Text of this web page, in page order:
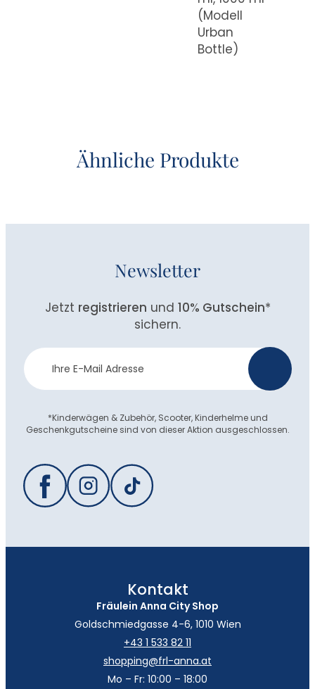
(Modell
Urban
Bottle)
Ähnliche Produkte
Newsletter
Jetzt registrieren und 10% Gutschein*
sichern.
Newsletter
Anmeldung
*Kinderwägen & Zubehör, Scooter, Kinderhelme und
Geschenkgutscheine sind von dieser Aktion ausgeschlossen.
Kontakt
Fräulein Anna City Shop
Goldschmiedgasse 4-6, 1010 Wien
+43 1 533 82 11
shopping@frl-anna.at
Mo – Fr: 10:00 – 18:00